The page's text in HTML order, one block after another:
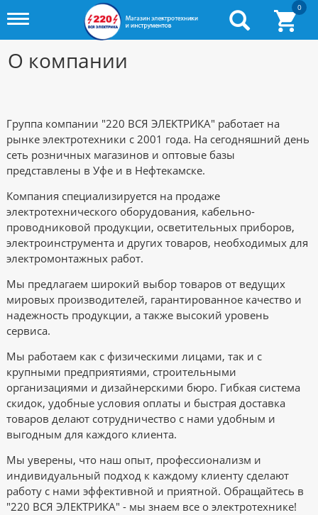
Toggle
0
О компании
Группа компании "220 ВСЯ ЭЛЕКТРИКА" работает на
рынке электротехники с 2001 года. На сегодняшний день
сеть розничных магазинов и оптовые базы
представлены в Уфе и в Нефтекамске.
Компания специализируется на продаже
электротехнического оборудования, кабельно-
проводниковой продукции, осветительных приборов,
электроинструмента и других товаров, необходимых для
электромонтажных работ.
Мы предлагаем широкий выбор товаров от ведущих
мировых производителей, гарантированное качество и
надежность продукции, а также высокий уровень
сервиса.
Мы работаем как с физическими лицами, так и с
крупными предприятиями, строительными
организациями и дизайнерскими бюро. Гибкая система
скидок, удобные условия оплаты и быстрая доставка
товаров делают сотрудничество с нами удобным и
выгодным для каждого клиента.
Мы уверены, что наш опыт, профессионализм и
индивидуальный подход к каждому клиенту сделают
работу с нами эффективной и приятной. Обращайтесь в
"220 ВСЯ ЭЛЕКТРИКА" - мы знаем все о электротехнике!